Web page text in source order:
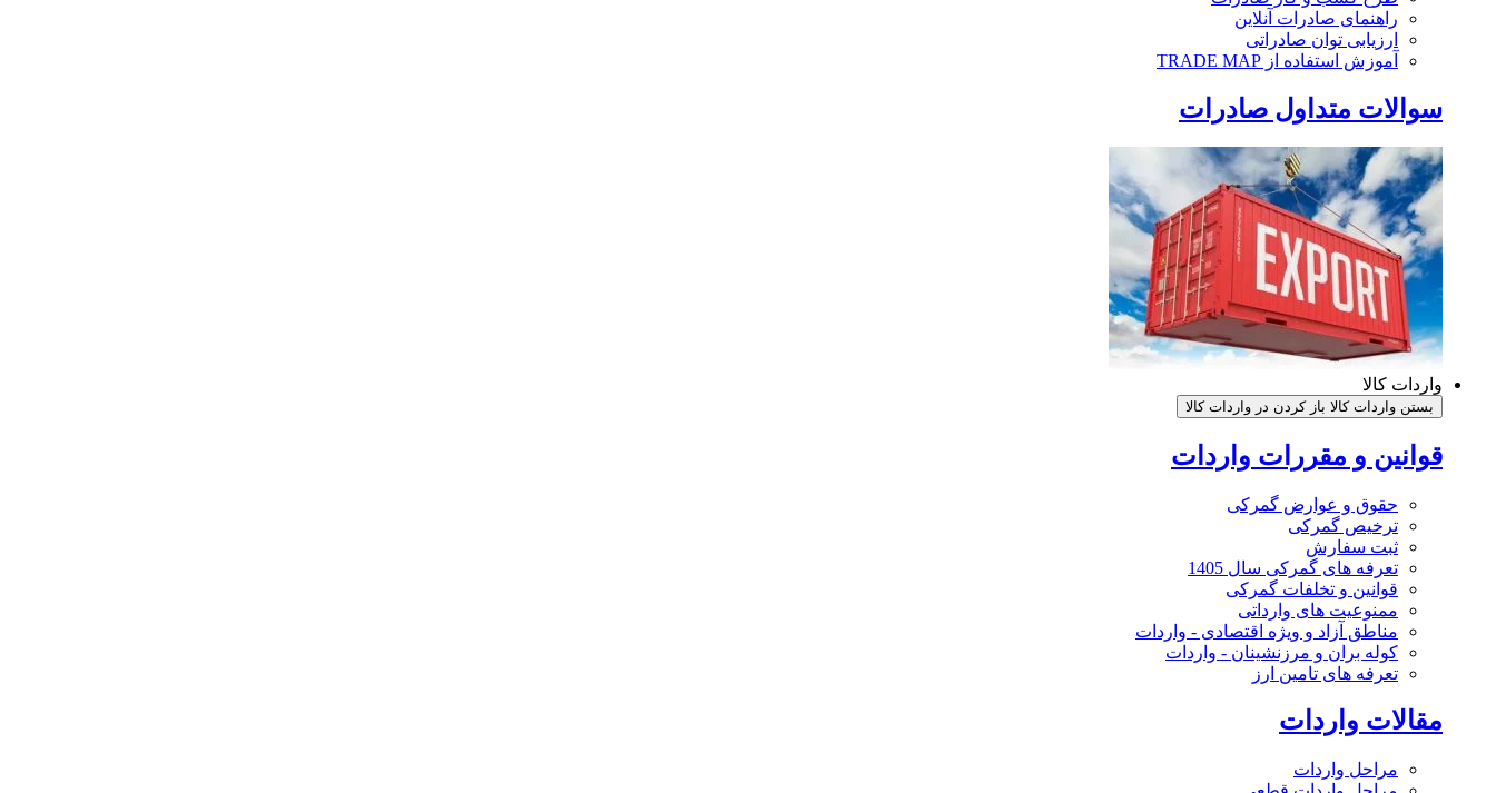
راهنمای صادرات آنلاین
ارزیابی توان صادراتی
آموزش استفاده از TRADE MAP
سوالات متداول صادرات
واردات کالا
بستن واردات کالا باز کردن در واردات کالا
قوانین و مقررات واردات
حقوق و عوارض گمرکی
ترخیص گمرکی
ثبت سفارش
تعرفه های گمرکی سال 1405
قوانین و تخلفات گمرکی
ممنوعیت های وارداتی
مناطق آزاد و ویژه اقتصادی - واردات
کوله بران و مرزنشینان - واردات
تعرفه های تامین ارز
مقالات واردات
مراحل واردات